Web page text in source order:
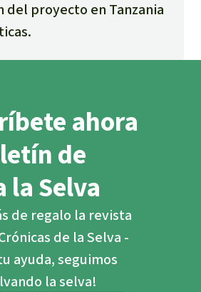
del proyecto en Tanzania
ahora
de
la Selva
de regalo la revista
de la Selva -
ayuda, seguimos
la selva!